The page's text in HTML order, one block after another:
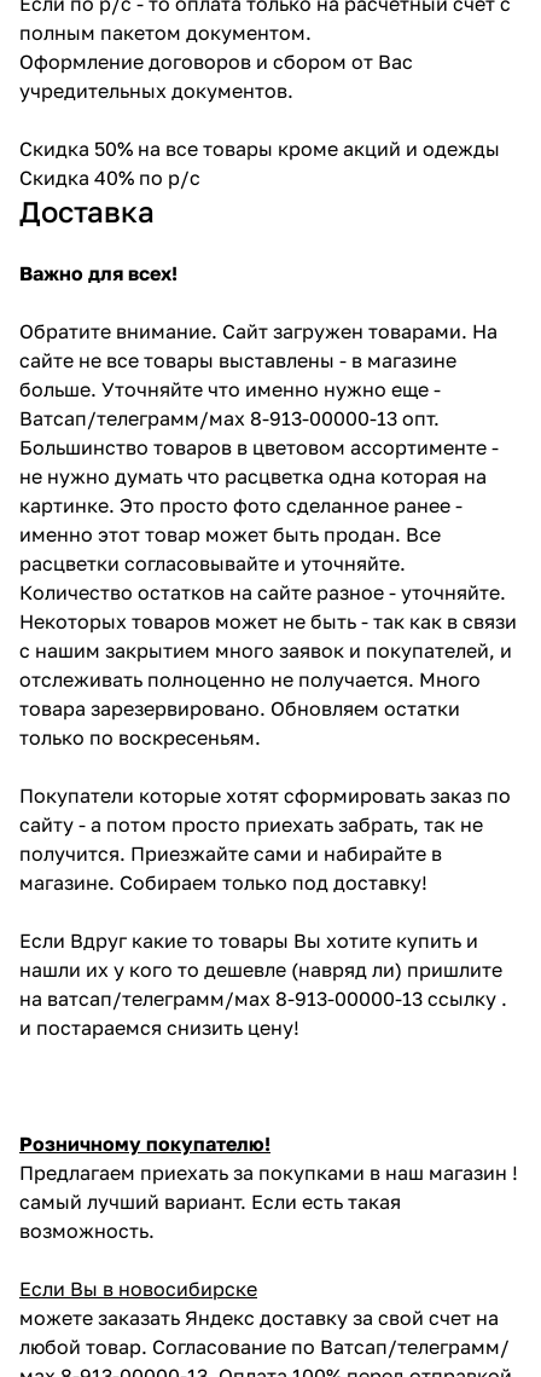
полным пакетом документом.
Оформление договоров и сбором от Вас
учредительных документов.
Скидка 50% на все товары кроме акций и одежды
Скидка 40% по р/с
Доставка
Важно для всех!
Обратите внимание. Сайт загружен товарами. На
сайте не все товары выставлены - в магазине
больше. Уточняйте что именно нужно еще -
Ватсап/телеграмм/мах 8-913-00000-13 опт.
Большинство товаров в цветовом ассортименте -
не нужно думать что расцветка одна которая на
картинке. Это просто фото сделанное ранее -
именно этот товар может быть продан. Все
расцветки согласовывайте и уточняйте.
Количество остатков на сайте разное - уточняйте.
Некоторых товаров может не быть - так как в связи
с нашим закрытием много заявок и покупателей, и
отслеживать полноценно не получается. Много
товара зарезервировано. Обновляем остатки
только по воскресеньям.
Покупатели которые хотят сформировать заказ по
сайту - а потом просто приехать забрать, так не
получится. Приезжайте сами и набирайте в
магазине. Собираем только под доставку!
Если Вдруг какие то товары Вы хотите купить и
нашли их у кого то дешевле (навряд ли) пришлите
на ватсап/телеграмм/мах 8-913-00000-13 ссылку .
и постараемся снизить цену!
Розничному покупателю!
Предлагаем приехать за покупками в наш магазин !
самый лучший вариант. Если есть такая
возможность.
Если Вы в новосибирске
можете заказать Яндекс доставку за свой счет на
любой товар. Согласование по Ватсап/телеграмм/